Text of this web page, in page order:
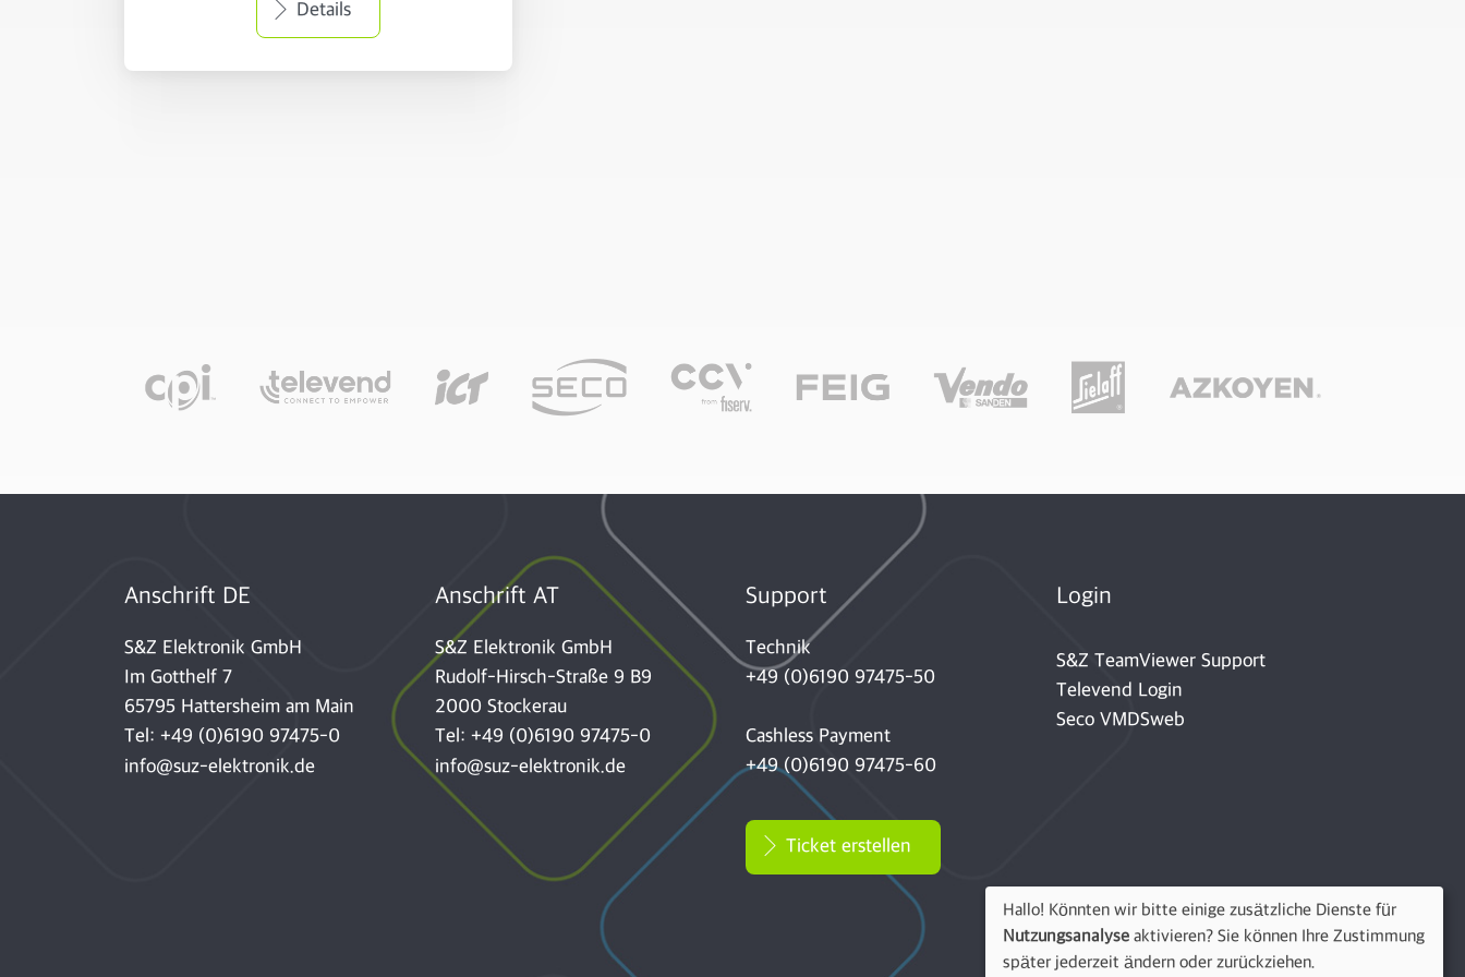
Details
Anschrift DE
S&Z Elektronik GmbH
Im Gotthelf 7
65795 Hattersheim am Main
Tel: +49 (0)6190 97475-0
info@suz-elektronik.de
Anschrift AT
S&Z Elektronik GmbH
Rudolf-Hirsch-Straße 9 B9
2000 Stockerau
Tel: +49 (0)6190 97475-0
info@suz-elektronik.de
Support
Technik
+49 (0)6190 97475-50
Cashless Payment
+49 (0)6190 97475-60
Ticket erstellen
Login
S&Z TeamViewer Support
Televend Login
Seco VMDSweb
Hallo! Könnten wir bitte einige zusätzliche Dienste für
Nutzungsanalyse aktivieren? Sie können Ihre Zustimmung
später jederzeit ändern oder zurückziehen.